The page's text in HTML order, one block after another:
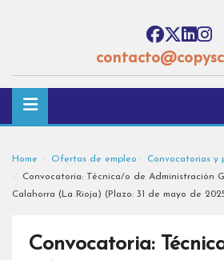
Home Ofertas de empleo
Convocatorias y
Convocatoria: Técnica/o de Administración
Calahorra (La Rioja) (Plazo: 31 de mayo de
Convocatoria: